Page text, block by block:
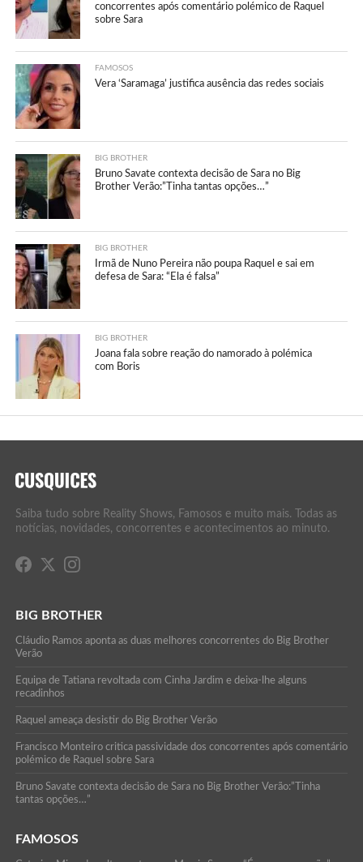
concorrentes após comentário polémico de Raquel
sobre Sara
FAMOSOS
Vera ‘Saramaga’ justifica ausência das redes sociais
BIG BROTHER
Bruno Savate contexta decisão de Sara no Big
Brother Verão:”Tinha tantas opções…”
BIG BROTHER
Irmã de Nuno Pereira não poupa Raquel e sai em
defesa de Sara: “Ela é falsa”
BIG BROTHER
Joana fala sobre reação do namorado à polémica
com Boris
Saiba tudo sobre Reality Shows, Famosos e muito mais. Todas as
notícias, novidades, concorrentes e acontecimentos ao minuto.
BIG BROTHER
Cláudio Ramos aponta as duas melhores concorrentes do Big Brother
Verão
Equipa de Tatiana revoltada com Cinha Jardim e deixa-lhe alguns
recadinhos
Raquel ameaça desistir do Big Brother Verão
Francisco Monteiro critica passividade dos concorrentes após comentário
polémico de Raquel sobre Sara
Bruno Savate contexta decisão de Sara no Big Brother Verão:”Tinha
tantas opções…”
FAMOSOS